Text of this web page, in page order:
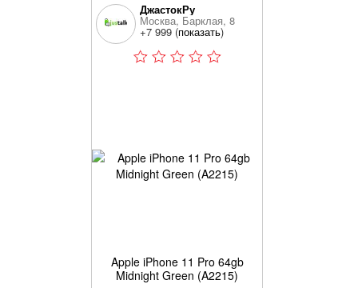
ДжастокРу
Москва, Барклая, 8
+7 999 (показать)
Apple iPhone 11 Pro 64gb
Midnight Green (A2215)